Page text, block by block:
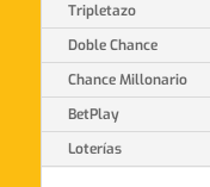
Tripletazo
Doble Chance
Chance Millonario
BetPlay
Loterías